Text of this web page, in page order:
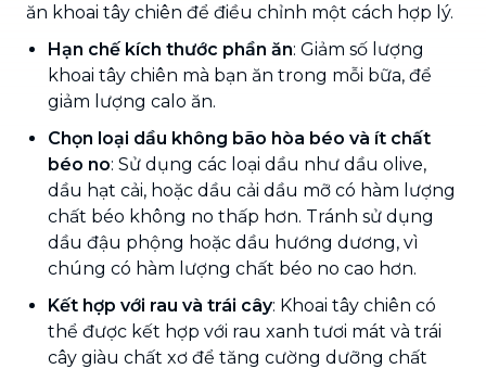
ăn khoai tây chiên để điều chỉnh một cách hợp lý.
Hạn chế kích thước phần ăn: Giảm số lượng
khoai tây chiên mà bạn ăn trong mỗi bữa, để
giảm lượng calo ăn.
Chọn loại dầu không bão hòa béo và ít chất
béo no: Sử dụng các loại dầu như dầu olive,
dầu hạt cải, hoặc dầu cải dầu mỡ có hàm lượng
chất béo không no thấp hơn. Tránh sử dụng
dầu đậu phộng hoặc dầu hướng dương, vì
chúng có hàm lượng chất béo no cao hơn.
Kết hợp với rau và trái cây: Khoai tây chiên có
thể được kết hợp với rau xanh tươi mát và trái
cây giàu chất xơ để tăng cường dưỡng chất